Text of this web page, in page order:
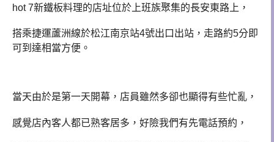
hot 7新鐵板料理的店址位於上班族聚集的長安東路上，
搭乘捷運蘆洲線於松江南京站4號出口出站， 走路約5分即
可到達相當方便。
當天由於是第一天開幕， 店員雖然多卻也顯得有些忙亂，
感覺店內客人都已熟客居多，好險我們有先電話預約，